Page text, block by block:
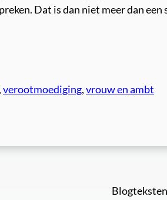
Dat is dan niet meer dan
, verootmoediging, vrouw en ambt